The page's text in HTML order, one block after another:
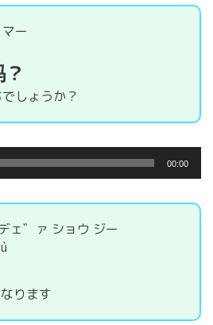
ー
しょうか？
00:00
ェ゛ァ ショウ ジー
ります